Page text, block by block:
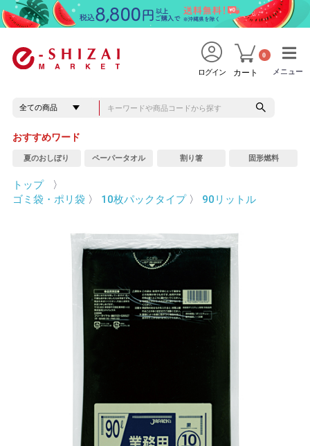
メニュー
メニュー
ログイン カート
0
おすすめワード
夏のおしぼり ペーパータオル 割り箸 固形燃料
トップ
〉
ゴミ袋・ポリ袋 〉 10枚パックタイプ 〉 90リットル